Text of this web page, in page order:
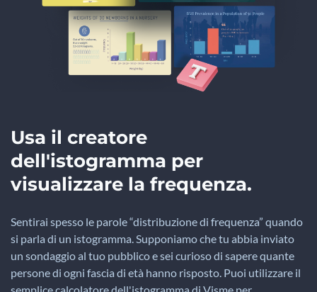
Usa il creatore
dell'istogramma per
visualizzare la frequenza.
Sentirai spesso le parole “distribuzione di frequenza” quando
si parla di un istogramma. Supponiamo che tu abbia inviato
un sondaggio al tuo pubblico e sei curioso di sapere quante
persone di ogni fascia di età hanno risposto. Puoi utilizzare il